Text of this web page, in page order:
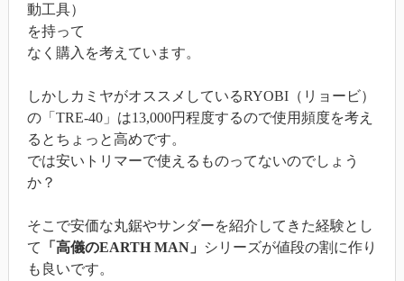
動工具）
を持って
なく購入を考えています。
しかしカミヤがオススメしているRYOBI（リョービ）
の「TRE-40」は13,000円程度するので使用頻度を考え
るとちょっと高めです。
では安いトリマーで使えるものってないのでしょう
か？
そこで安価な丸鋸やサンダーを紹介してきた経験とし
て
「高儀のEARTH MAN」
シリーズが値段の割に作り
も良いです。